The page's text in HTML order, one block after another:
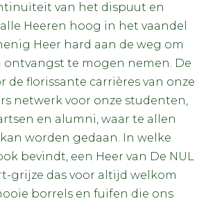
van het dispuut en
Heeren hoog in het vaandel
Heer hard aan de weg om
te mogen nemen. De
de florissante carrières van onze
netwerk voor onze studenten,
en alumni, waar te allen
worden gedaan. In welke
bevindt, een Heer van De NUL
grijze das voor altijd welkom
borrels en fuifen die ons